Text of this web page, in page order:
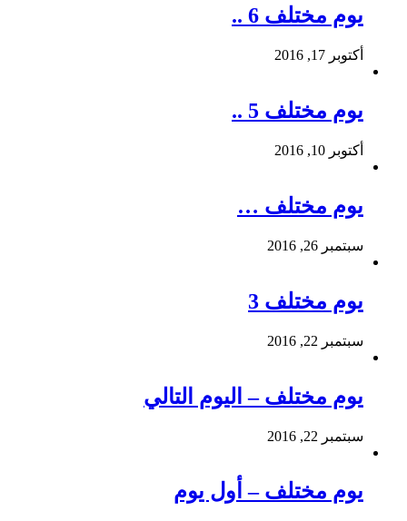
يوم مختلف 6 ..
أكتوبر 17, 2016
يوم مختلف 5 ..
أكتوبر 10, 2016
يوم مختلف …
سبتمبر 26, 2016
يوم مختلف 3
سبتمبر 22, 2016
يوم مختلف – اليوم التالي
سبتمبر 22, 2016
يوم مختلف – أول يوم